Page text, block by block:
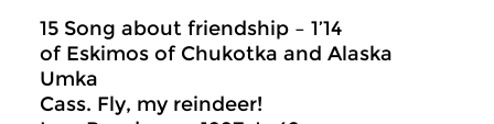
15 Song about friendship – 1’14
of Eskimos of Chukotka and Alaska
Umka
Cass. Fly, my reindeer!